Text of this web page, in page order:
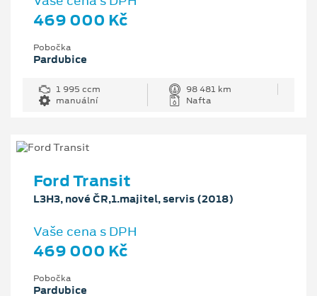
469 000 Kč
Pobočka
Pardubice
1 995 ccm
98 481 km
manuální
Nafta
Ford Transit
L3H3, nové ČR,1.majitel, servis (2018)
Vaše cena s DPH
469 000 Kč
Pobočka
Pardubice